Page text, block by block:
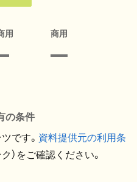
用 商用
の条件
です。 資料提供元の利用条
）をご確認ください。